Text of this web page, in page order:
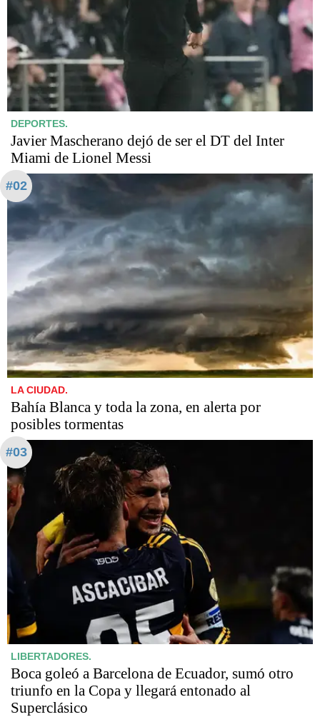
DEPORTES.
Javier Mascherano dejó de ser el DT del Inter
Miami de Lionel Messi
#02
LA CIUDAD.
Bahía Blanca y toda la zona, en alerta por
posibles tormentas
#03
LIBERTADORES.
Boca goleó a Barcelona de Ecuador, sumó otro
triunfo en la Copa y llegará entonado al
Superclásico